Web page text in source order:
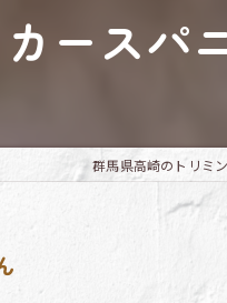
ースパ
群馬県高崎のトリミ